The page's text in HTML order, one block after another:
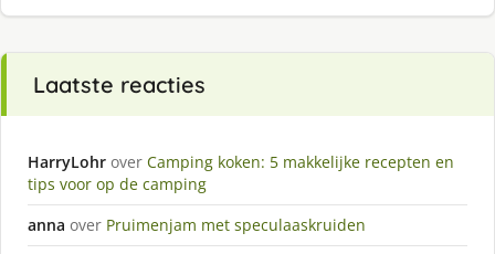
Laatste reacties
HarryLohr over Camping koken: 5 makkelijke recepten en
tips voor op de camping
anna over Pruimenjam met speculaaskruiden